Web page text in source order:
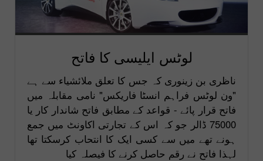
لوٹس ایلیسی کا فاتح
ناظری بن زینوری کہ جس کا تعلق ملائشیاء سے ہے
"ون لوٹس فراہم انسٹا فاریکس" نامی مقابلہ میں
فاتح قرار پائے - قواعد کے مطابق فاتح شاندار کار یا
75000 ڈالر جو کہ اس کے تجارتی اکاونٹ میں جمع
ہونے تھے میں سے کسی ایک کا انتحاب کرسکتا تھا
لہذا فاتح نے رقم حاصل کرنے کا فیصلہ کیا